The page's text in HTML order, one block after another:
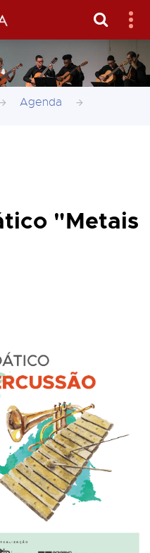
Agenda
"Metais